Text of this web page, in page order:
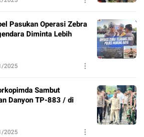
Pasukan Operasi Zebra
Diminta Lebih
2025
Sambut
Danyon TP-883 / di
2025